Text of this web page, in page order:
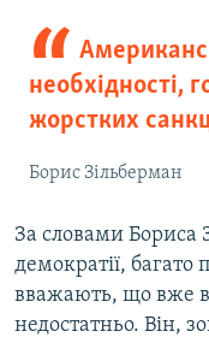
необхідності,
жорстких
Борис Зільберман
За словами Бориса
демократії, багато
вважають, що вже
недостатньо. Він,